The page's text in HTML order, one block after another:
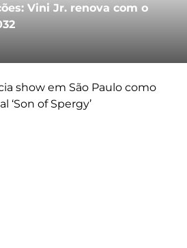
Vini Jr. renova com o